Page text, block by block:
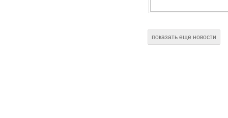
показать еще новости